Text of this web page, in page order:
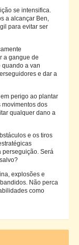
se intensifica.
a alcançar Ben,
para evitar ser
a gangue de
quando a van
e dar a
perigo ao plantar
movimentos dos
qualquer dano a
e os tiros
perseguição. Será
explosões e
Não perca
como